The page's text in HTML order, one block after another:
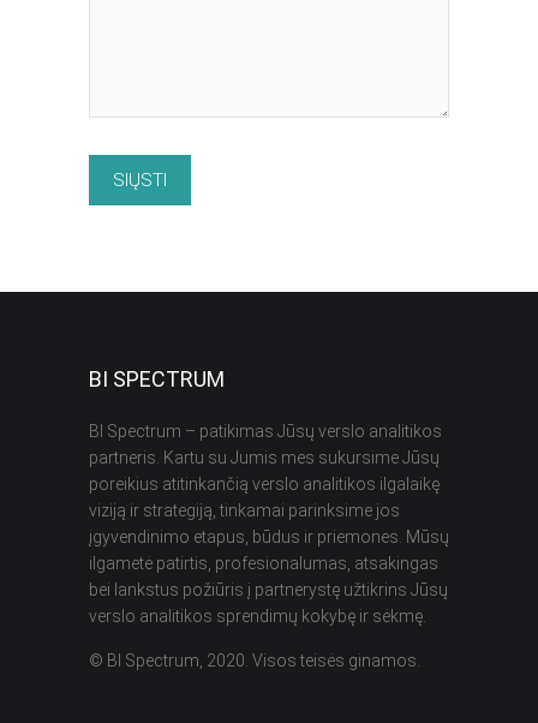
BI SPECTRUM
BI Spectrum – patikimas Jūsų verslo analitikos
partneris. Kartu su Jumis mes sukursime Jūsų
poreikius atitinkančią verslo analitikos ilgalaikę
viziją ir strategiją, tinkamai parinksime jos
įgyvendinimo etapus, būdus ir priemones. Mūsų
ilgametė patirtis, profesionalumas, atsakingas
bei lankstus požiūris į partnerystę užtikrins Jūsų
verslo analitikos sprendimų kokybę ir sėkmę.
© BI Spectrum, 2020. Visos teisės ginamos.